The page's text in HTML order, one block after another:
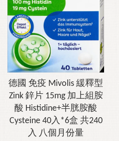
德國 免疫 Mivolis 緩釋型
Zink 鋅片 15mg 加上組胺
酸 Histidine+半胱胺酸
Cysteine 40入*6盒 共240
入 八個月份量